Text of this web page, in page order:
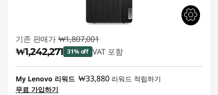
기존 판매가 ₩1,807,001
₩1,242,271 31% off VAT 포함
즉시 할인: :-₩564,730
My Lenovo 리워드 ₩33,880 리워드 적립하기
무료 가입하기